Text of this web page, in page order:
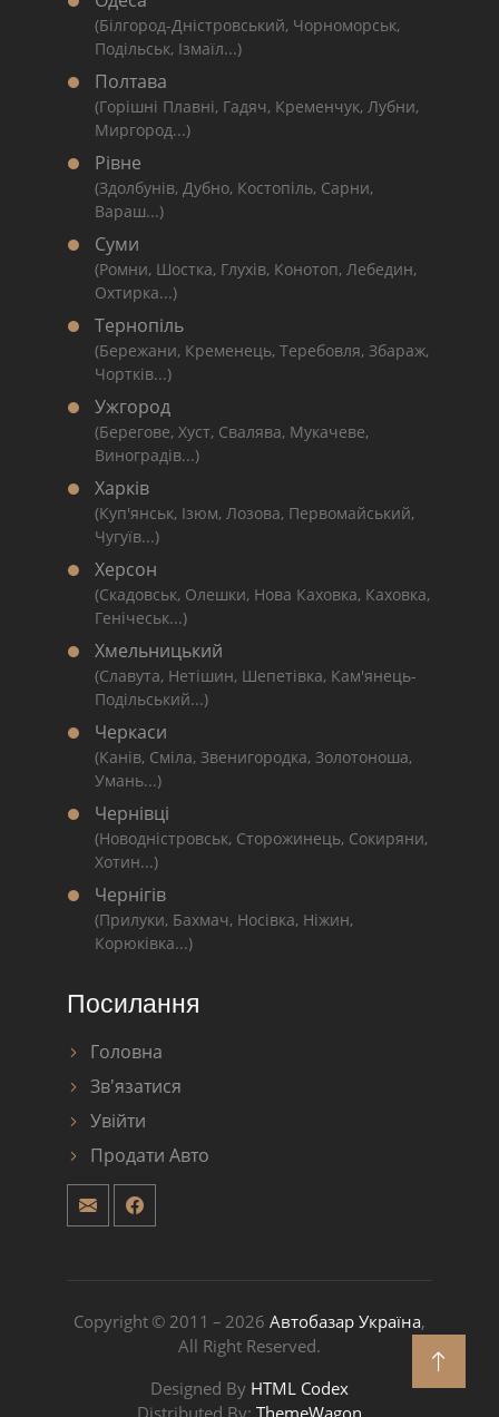
(Білгород-Дністровський, Чорноморськ,
Подільськ, Ізмаїл...)
Полтава
(Горішні Плавні, Гадяч, Кременчук, Лубни,
Миргород...)
Рівне
(Здолбунів, Дубно, Костопіль, Сарни,
Вараш...)
Суми
(Ромни, Шостка, Глухів, Конотоп, Лебедин,
Охтирка...)
Тернопіль
(Бережани, Кременець, Теребовля, Збараж,
Чортків...)
Ужгород
(Берегове, Хуст, Свалява, Мукачеве,
Виноградів...)
Харків
(Куп'янськ, Ізюм, Лозова, Первомайський,
Чугуїв...)
Херсон
(Скадовськ, Олешки, Нова Каховка, Каховка,
Генічеськ...)
Хмельницький
(Славута, Нетішин, Шепетівка, Кам'янець-
Подільський...)
Черкаси
(Канів, Сміла, Звенигородка, Золотоноша,
Умань...)
Чернівці
(Новодністровськ, Сторожинець, Сокиряни,
Хотин...)
Чернігів
(Прилуки, Бахмач, Носівка, Ніжин,
Корюківка...)
Посилання
Головна
Зв'язатися
Увійти
Продати Авто
Copyright © 2011 – 2026 Автобазар Україна,
All Right Reserved.
Designed By HTML Codex